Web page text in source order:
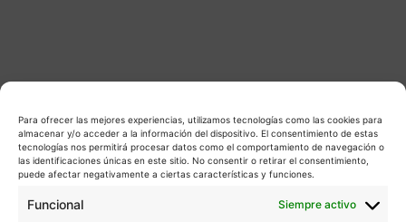
Para ofrecer las mejores experiencias, utilizamos tecnologías como las cookies para
almacenar y/o acceder a la información del dispositivo. El consentimiento de estas
tecnologías nos permitirá procesar datos como el comportamiento de navegación o
las identificaciones únicas en este sitio. No consentir o retirar el consentimiento,
puede afectar negativamente a ciertas características y funciones.
Funcional Siempre activo